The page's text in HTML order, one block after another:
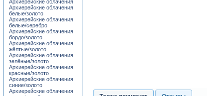
Архиерейские облачения
Архиерейские облачения
белые/золото
Архиерейские облачения
белые/серебро
Архиерейские облачения
бордо/золото
Архиерейские облачения
жёлтые/золото
Архиерейские облачения
зелёные/золото
Архиерейские облачения
красные/золото
Архиерейские облачения
синие/золото
Архиерейские облачения